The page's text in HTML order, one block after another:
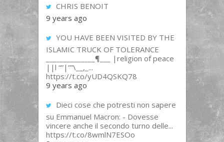
CHRIS BENOIT
9 years ago
YOU HAVE BEEN VISITED BY THE
ISLAMIC TRUCK OF TOLERANCE
______________¶___ |religion of peace
||l “”|””\__,_...
https://t.co/yUD4QSKQ78
9 years ago
Dieci cose che potresti non sapere
su Emmanuel Macron: - Dovesse
vincere anche il secondo turno delle...
https://t.co/8wmlN7ESOo